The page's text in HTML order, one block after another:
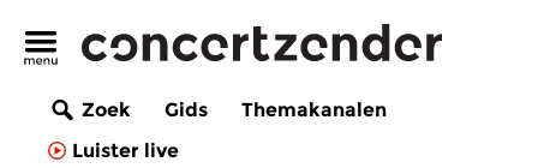
Zoek Gids
Themakanalen
Luister live